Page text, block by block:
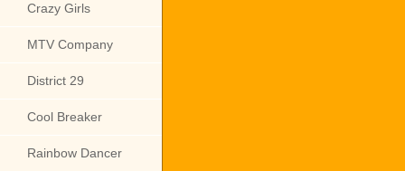
Crazy Girls
MTV Company
District 29
Cool Breaker
Rainbow Dancer